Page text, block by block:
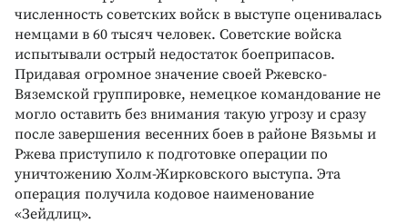
численность советских войск в выступе оценивалась
немцами в 60 тысяч человек. Советские войска
испытывали острый недостаток боеприпасов.
Придавая огромное значение своей Ржевско-
Вяземской группировке, немецкое командование не
могло оставить без внимания такую угрозу и сразу
после завершения весенних боев в районе Вязьмы и
Ржева приступило к подготовке операции по
уничтожению Холм-Жирковского выступа. Эта
операция получила кодовое наименование
«Зейдлиц».